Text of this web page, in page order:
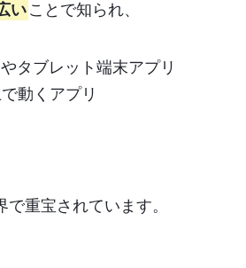
い ことで知られ、
タブレット端末アプリ
動くアプリ
重宝されています。